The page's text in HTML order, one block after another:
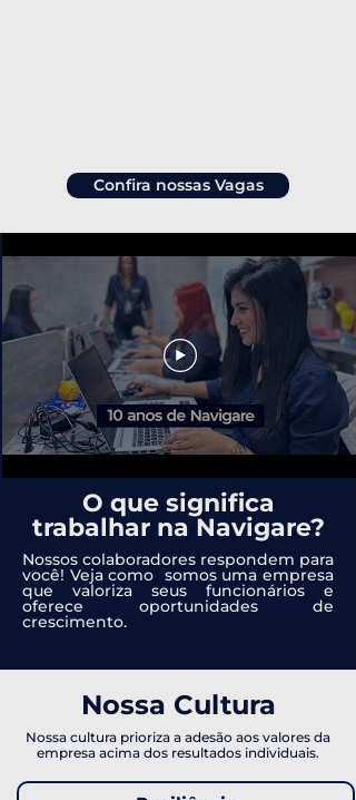
Confira nossas Vagas
O que significa
trabalhar na Navigare?
Nossos colaboradores respondem para
você! Veja como somos uma empresa
que valoriza seus funcionários e
oferece oportunidades de
crescimento.
Nossa Cultura
Nossa cultura prioriza a adesão aos valores da
empresa acima dos resultados individuais.